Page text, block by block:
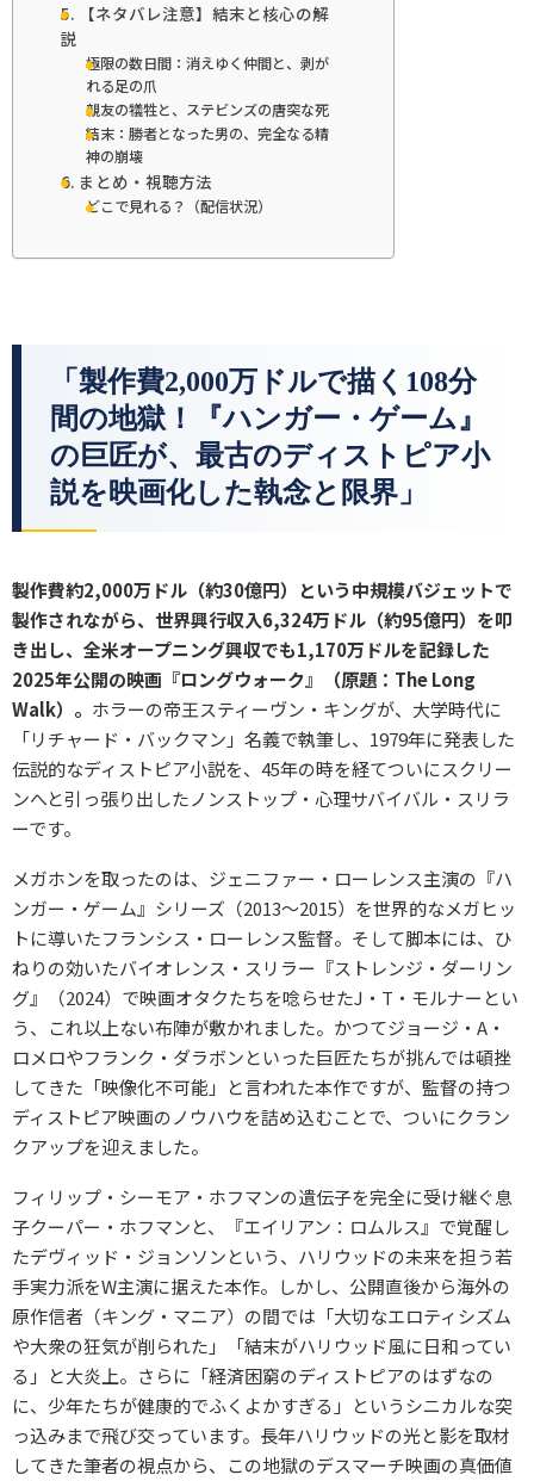
5. 【ネタバレ注意】結末と核心の解
説
極限の数日間：消えゆく仲間と、剥が
れる足の爪
親友の犠牲と、ステビンズの唐突な死
結末：勝者となった男の、完全なる精
神の崩壊
6. まとめ・視聴方法
どこで見れる？（配信状況）
「製作費2,000万ドルで描く108分
間の地獄！『ハンガー・ゲーム』
の巨匠が、最古のディストピア小
説を映画化した執念と限界」
製作費約2,000万ドル（約30億円）という中規模バジェットで
製作されながら、世界興行収入6,324万ドル（約95億円）を叩
き出し、全米オープニング興収でも1,170万ドルを記録した
2025年公開の映画『ロングウォーク』（原題：The Long
Walk）。 ホラーの帝王スティーヴン・キングが、大学時代に
「リチャード・バックマン」名義で執筆し、1979年に発表した
伝説的なディストピア小説を、45年の時を経てついにスクリー
ンへと引っ張り出したノンストップ・心理サバイバル・スリラ
ーです。
メガホンを取ったのは、ジェニファー・ローレンス主演の『ハ
ンガー・ゲーム』シリーズ（2013〜2015）を世界的なメガヒッ
トに導いたフランシス・ローレンス監督。そして脚本には、ひ
ねりの効いたバイオレンス・スリラー『ストレンジ・ダーリン
グ』（2024）で映画オタクたちを唸らせたJ・T・モルナーとい
う、これ以上ない布陣が敷かれました。かつてジョージ・A・
ロメロやフランク・ダラボンといった巨匠たちが挑んでは頓挫
してきた「映像化不可能」と言われた本作ですが、監督の持つ
ディストピア映画のノウハウを詰め込むことで、ついにクラン
クアップを迎えました。
フィリップ・シーモア・ホフマンの遺伝子を完全に受け継ぐ息
子クーパー・ホフマンと、『エイリアン：ロムルス』で覚醒し
たデヴィッド・ジョンソンという、ハリウッドの未来を担う若
手実力派をW主演に据えた本作。しかし、公開直後から海外の
原作信者（キング・マニア）の間では「大切なエロティシズム
や大衆の狂気が削られた」「結末がハリウッド風に日和ってい
る」と大炎上。さらに「経済困窮のディストピアのはずなの
に、少年たちが健康的でふくよかすぎる」というシニカルな突
っ込みまで飛び交っています。長年ハリウッドの光と影を取材
してきた筆者の視点から、この地獄のデスマーチ映画の真価値